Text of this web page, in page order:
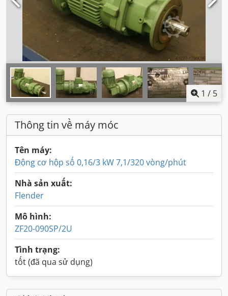
1 / 5
Thông tin về máy móc
Tên máy:
Động cơ hộp số 0,16/3 kW 7,1/320 vòng/phút
Nhà sản xuất:
Flender
Mô hình:
ZF20-090SP/2U
Tình trạng:
tốt (đã qua sử dụng)